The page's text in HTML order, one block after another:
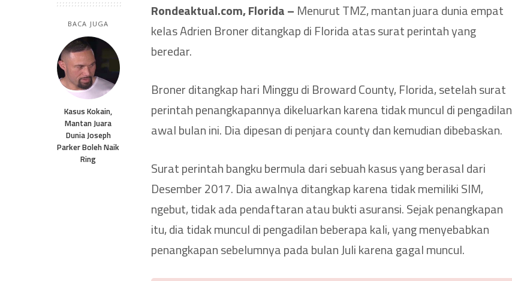
BACA JUGA
Kasus Kokain,
Mantan Juara
Dunia Joseph
Parker Boleh Naik
Ring
Rondeaktual.com, Florida – Menurut TMZ, mantan juara dunia empat
kelas Adrien Broner ditangkap di Florida atas surat perintah yang
beredar.
Broner ditangkap hari Minggu di Broward County, Florida, setelah surat
perintah penangkapannya dikeluarkan karena tidak muncul di pengadilan
awal bulan ini. Dia dipesan di penjara county dan kemudian dibebaskan.
Surat perintah bangku bermula dari sebuah kasus yang berasal dari
Desember 2017. Dia awalnya ditangkap karena tidak memiliki SIM,
ngebut, tidak ada pendaftaran atau bukti asuransi. Sejak penangkapan
itu, dia tidak muncul di pengadilan beberapa kali, yang menyebabkan
penangkapan sebelumnya pada bulan Juli karena gagal muncul.